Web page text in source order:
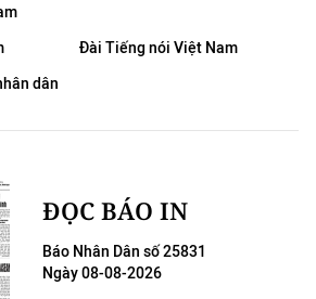
Đài Tiếng nói Việt Nam
dân
ĐỌC BÁO IN
Báo Nhân Dân số 25831
Ngày 08-08-2026